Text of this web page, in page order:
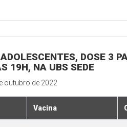
DOSE 3
19H, NA UBS SEDE
outubro de 2022
Vacina